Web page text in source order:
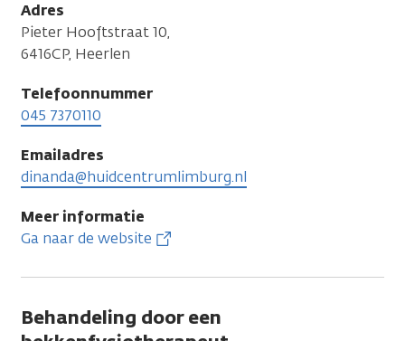
Adres
Pieter Hooftstraat 10,
6416CP, Heerlen
Telefoonnummer
045 7370110
Emailadres
dinanda@huidcentrumlimburg.nl
Meer informatie
Ga naar de website
Behandeling door een